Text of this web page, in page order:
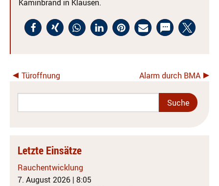
Kaminbrand in Klausen.
Türoffnung Alarm durch BMA
Letzte Einsätze
Rauchentwicklung
7. August 2026 | 8:05